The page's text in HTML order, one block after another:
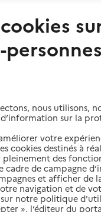
Amplepuis
de Amplepuis
nous utilisons,
sur la
votre
cookies destinés à
des
cadre de campagne
et afficher de
navigation et de
notre politique
», l’éditeur du